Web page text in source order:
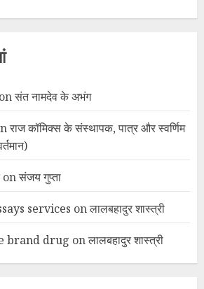
संत नामदेव के अभंग
राज कॉमिक्स के संस्थापक, पात्र और स्वर्णिम
onसंजय गुप्ता
services onलालबहादुर शास्त्री
brand drug onलालबहादुर शास्त्री